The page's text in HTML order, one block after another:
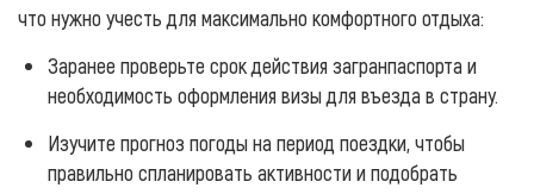
что нужно учесть для максимально комфортного отдыха:
Заранее проверьте срок действия загранпаспорта и
необходимость оформления визы для въезда в страну.
Изучите прогноз погоды на период поездки, чтобы
правильно спланировать активности и подобрать